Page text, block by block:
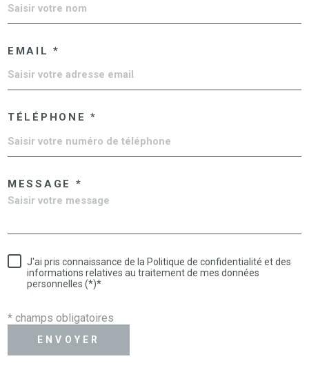
EMAIL *
TÉLÉPHONE *
MESSAGE *
J'ai pris connaissance de la Politique de confidentialité et des
informations relatives au traitement de mes données
personnelles (*)*
* champs obligatoires
ENVOYER